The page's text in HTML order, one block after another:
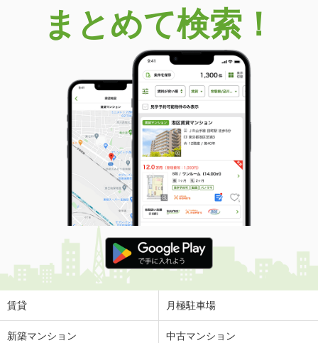
まとめて検索！
賃貸 月極駐車場
新築マンション 中古マンション